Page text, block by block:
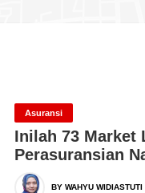
Asuransi
Inilah 73 Market
Perasuransian
BY WAHYU WIDIASTUTI